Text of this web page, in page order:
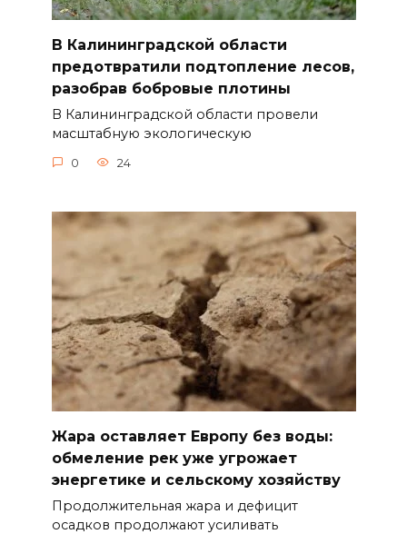
В Калининградской области
предотвратили подтопление лесов,
разобрав бобровые плотины
В Калининградской области провели
масштабную экологическую
0 24
Жара оставляет Европу без воды:
обмеление рек уже угрожает
энергетике и сельскому хозяйству
Продолжительная жара и дефицит
осадков продолжают усиливать